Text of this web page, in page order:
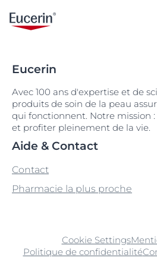
Eucerin
Avec 100 ans d'expertise et de
produits de soin de la peau
qui fonctionnent. Notre mission
et profiter pleinement de la vie.
Aide & Contact
Contact
Pharmacie la plus proche
Cookie Settings
Politique de confidentialité